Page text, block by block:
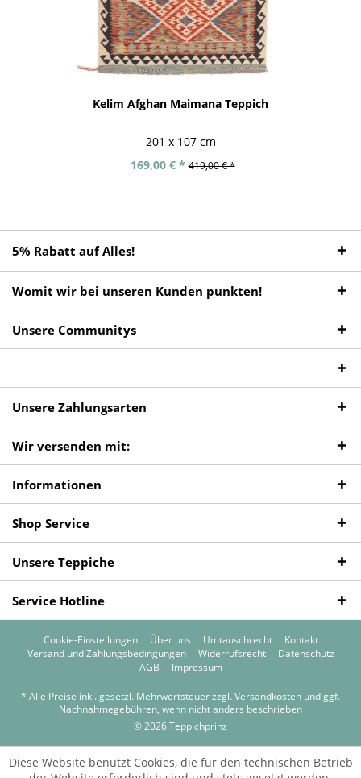
Kelim Afghan Maimana Teppich
201 x 107 cm
169,00 € * 419,00 € *
5% Rabatt auf Alles!
Womit wir bei unseren Kunden punkten!
Unsere Communitys
Unsere Zahlungsarten
Wir versenden mit:
Informationen
Shop Service
Unsere Teppiche
Service Hotline
Cookie-Einstellungen Über uns Umtauschrecht
Kontakt
Versand und Zahlungsbedingungen
Widerrufsrecht
Datenschutz
AGB
Impressum
* Alle Preise inkl. gesetzl. Mehrwertsteuer zzgl. Versandkosten und ggf.
Nachnahmegebühren, wenn nicht anders beschrieben
© 2026 Teppichprinz
Diese Website benutzt Cookies, die für den technischen Betrieb